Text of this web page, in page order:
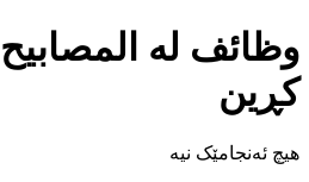
وظائف لە
کڕین
هیچ ئەنجامێک نیە